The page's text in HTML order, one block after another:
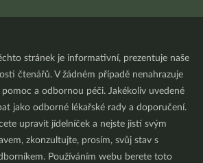
stránek je informativní, prezentuje naše
čtenářů. V žádném případě nenahrazuje
a odbornou péči. Jakékoliv uvedené
jako odborné lékařské rady a doporučení.
upravit jídelníček a nejste jistí svým
zkonzultujte, prosím, svůj stav s
Používáním webu berete toto